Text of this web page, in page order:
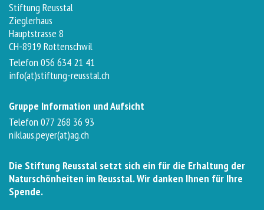
Stiftung Reusstal
Zieglerhaus
Hauptstrasse 8
CH-8919 Rottenschwil
Telefon 056 634 21 41
info(at)stiftung-reusstal.ch
Gruppe Information und Aufsicht
Telefon 077 268 36 93
niklaus.peyer(at)ag.ch
Die Stiftung Reusstal setzt sich ein für die Erhaltung der
Naturschönheiten im Reusstal. Wir danken Ihnen für Ihre
Spende.